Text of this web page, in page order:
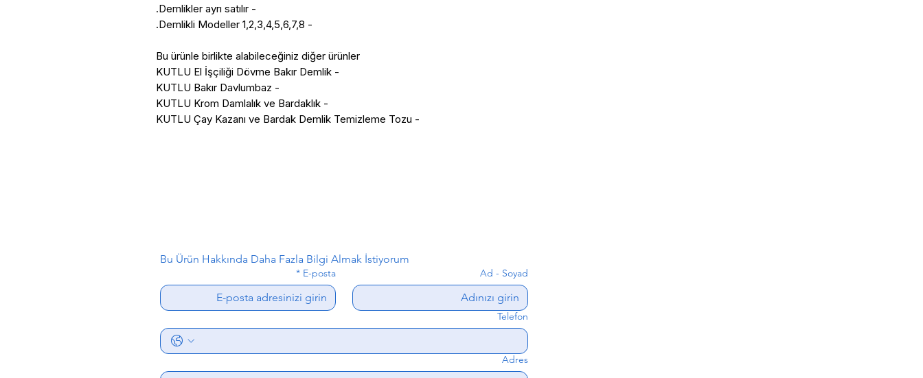
- Demlikler ayrı satılır.
- 1,2,3,4,5,6,7,8 Demlikli Modeller.
Bu ürünle birlikte alabileceğiniz diğer ürünler
- KUTLU El İşçiliği Dövme Bakır Demlik
- KUTLU Bakır Davlumbaz
- KUTLU Krom Damlalık ve Bardaklık
- KUTLU Çay Kazanı ve Bardak Demlik Temizleme Tozu
Bu Ürün Hakkında Daha Fazla Bilgi Almak İstiyorum
Ad - Soyad
E-posta
*
Telefon
Adres